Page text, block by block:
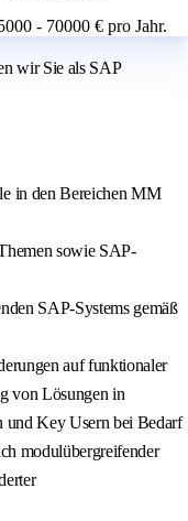
- 70000 € pro Jahr.
wir Sie als SAP
in den Bereichen MM
sowie SAP-
SAP-Systems gemäß
auf funktionaler
von Lösungen in
und Key Usern bei Bedarf
modulübergreifender